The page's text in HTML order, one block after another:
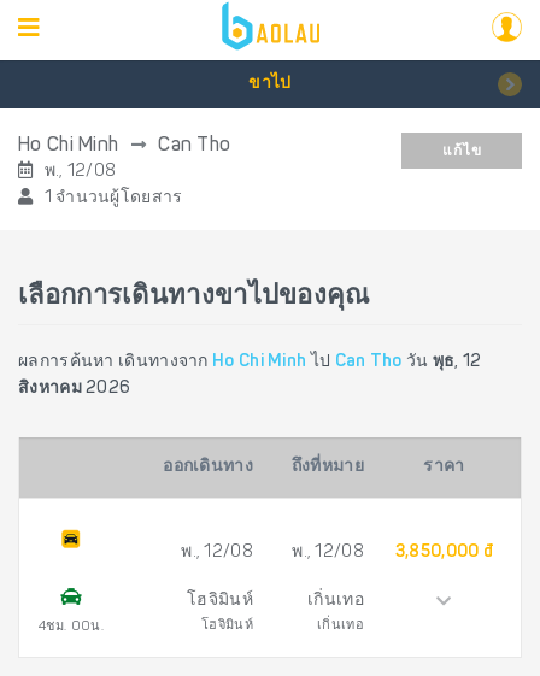
ขาไป
Ho Chi Minh Can Tho
พ., 12/08
1 จำนวนผู้โดยสาร
แก้ไข
เลือกการเดินทางขาไปของคุณ
ผลการค้นหา เดินทางจาก Ho Chi Minh ไป Can Tho วัน พุธ, 12
สิงหาคม 2026
ออกเดินทาง ถึงที่หมาย ราคา
4ชม. 00น.
พ., 12/08
โฮจิมินห์
โฮจิมินห์
พ., 12/08
เกิ่นเทอ
เกิ่นเทอ
3,850,000 đ